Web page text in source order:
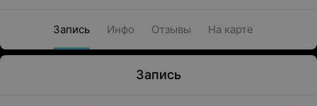
Запись Инфо Отзывы На карте
Запись